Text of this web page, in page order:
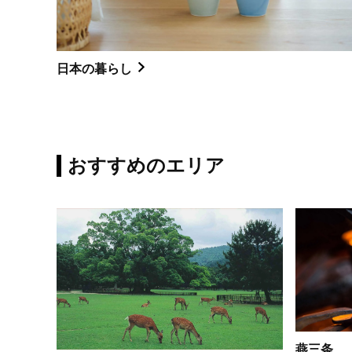
日本の暮らし
おすすめのエリア